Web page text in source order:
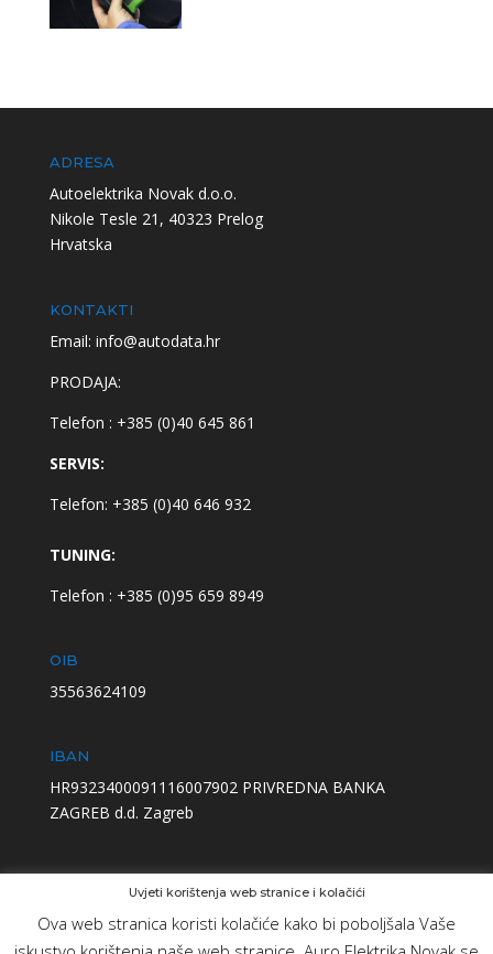
ADRESA
Autoelektrika Novak d.o.o.
Nikole Tesle 21, 40323 Prelog
Hrvatska
KONTAKTI
Email: info@autodata.hr
PRODAJA:
Telefon : +385 (0)40 645 861
SERVIS:
Telefon: +385 (0)40 646 932
TUNING:
Telefon : +385 (0)95 659 8949
OIB
35563624109
IBAN
HR9323400091116007902 PRIVREDNA BANKA
ZAGREB d.d. Zagreb
Uvjeti korištenja web stranice i kolačići
Ova web stranica koristi kolačiće kako bi poboljšala Vaše